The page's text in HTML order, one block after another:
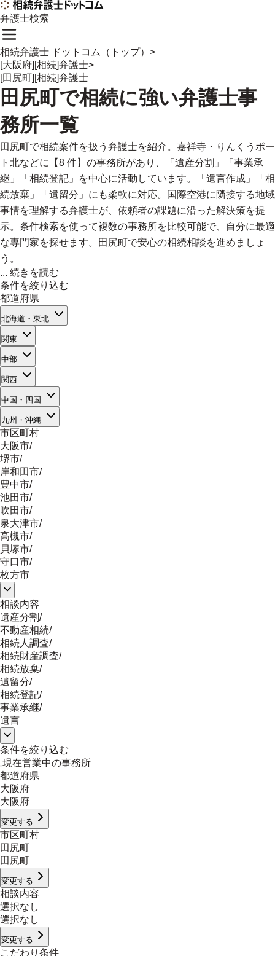
弁護士検索
相続弁護士 ドットコム（トップ） >
[大阪府][相続]弁護士>
[田尻町][相続]弁護士
田尻町で相続に強い弁護士事
務所一覧
田尻町で相続案件を扱う弁護士を紹介。嘉祥寺・りんくうポー
ト北などに【8 件】の事務所があり、「遺産分割」「事業承
継」「相続登記」を中心に活動しています。「遺言作成」「相
続放棄」「遺留分」にも柔軟に対応。国際空港に隣接する地域
事情を理解する弁護士が、依頼者の課題に沿った解決策を提
示。条件検索を使って複数の事務所を比較可能で、自分に最適
な専門家を探せます。田尻町で安心の相続相談を進めましょ
う。
... 続きを読む
条件を絞り込む
都道府県
北海道・東北
関東
中部
関西
中国・四国
九州・沖縄
市区町村
大阪市/
堺市/
岸和田市/
豊中市/
池田市/
吹田市/
泉大津市/
高槻市/
貝塚市/
守口市/
枚方市
相談内容
遺産分割/
不動産相続/
相続人調査/
相続財産調査/
相続放棄/
遺留分/
相続登記/
事業承継/
遺言
条件を絞り込む
現在営業中の事務所
都道府県
大阪府
大阪府
変更する
市区町村
田尻町
田尻町
変更する
相談内容
選択なし
選択なし
変更する
こだわり条件